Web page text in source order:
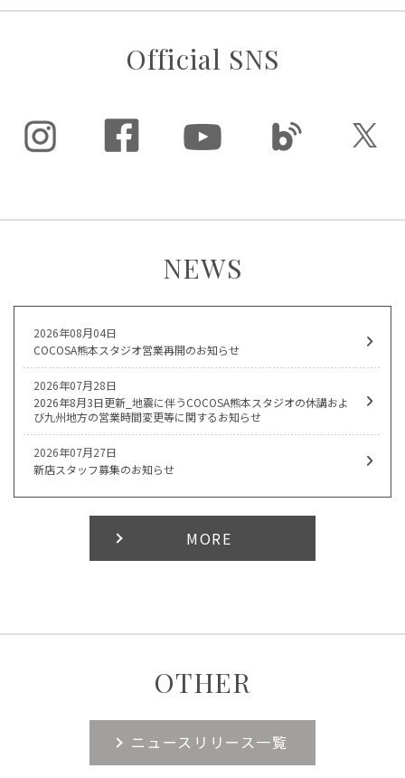
Official SNS
NEWS
2026年08月04日
COCOSA熊本スタジオ営業再開のお知らせ
2026年07月28日
2026年8月3日更新_地震に伴うCOCOSA熊本スタジオの休講およ
び九州地方の営業時間変更等に関するお知らせ
2026年07月27日
新店スタッフ募集のお知らせ
MORE
OTHER
ニュースリリース一覧